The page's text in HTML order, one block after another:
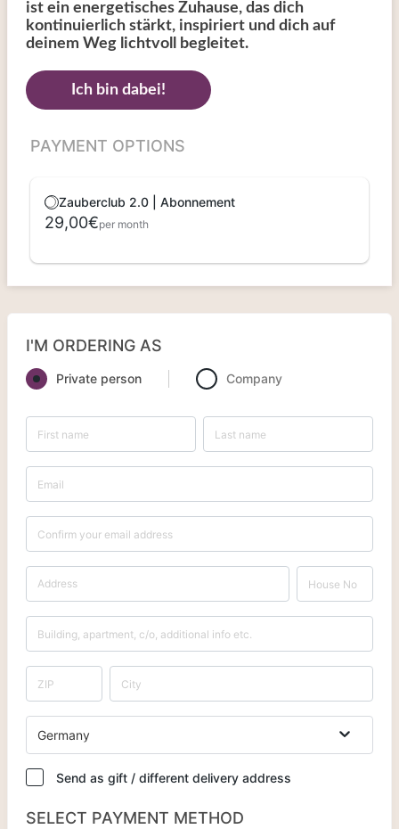
ist ein energetisches Zuhause, das dich
kontinuierlich stärkt, inspiriert und dich auf
deinem Weg lichtvoll begleitet.
Ich bin dabei!
PAYMENT OPTIONS
Zauberclub 2.0 | Abonnement
29,00€per month
I'M ORDERING AS
Private person Company
Germany
Send as gift / different delivery address
SELECT PAYMENT METHOD